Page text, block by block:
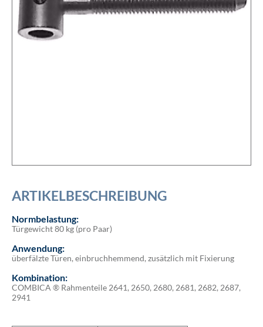
ARTIKELBESCHREIBUNG
Normbelastung:
Türgewicht 80 kg (pro Paar)
Anwendung:
überfälzte Türen, einbruchhemmend, zusätzlich mit Fixierung
Kombination:
COMBICA ® Rahmenteile 2641, 2650, 2680, 2681, 2682, 2687,
2941